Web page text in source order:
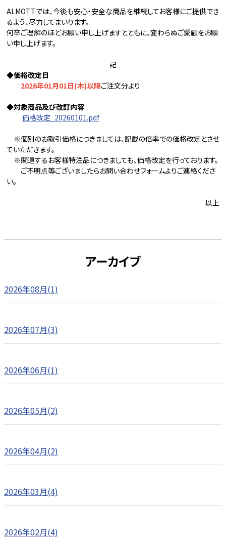
ALMOTTでは、今後も安心・安全な商品を継続してお客様にご提供でき
るよう、尽力してまいります。
何卒ご理解のほどお願い申し上げますとともに、変わらぬご愛顧をお願
い申し上げます。
記
◆価格改定日
2026年01月01日(木)以降ご注文分より
◆対象商品及び改訂内容
価格改定_20260101.pdf
※個別のお取引価格につきましては、記載の倍率での価格改定とさせ
ていただきます。
※関連するお客様特注品につきましても、価格改定を行っております。
ご不明点等ございましたらお問い合わせフォームよりご連絡くださ
い。
以上
アーカイブ
2026年08月(1)
2026年07月(3)
2026年06月(1)
2026年05月(2)
2026年04月(2)
2026年03月(4)
2026年02月(4)